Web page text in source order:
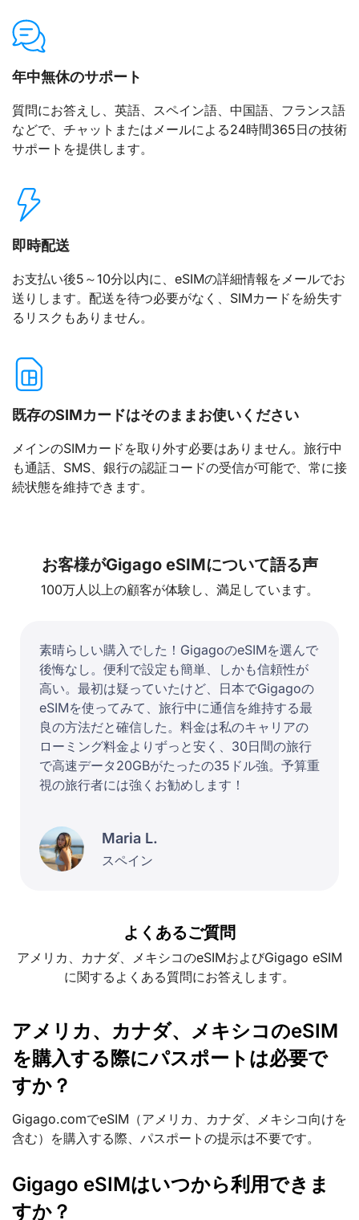
年中無休のサポート
質問にお答えし、英語、スペイン語、中国語、フランス語
などで、チャットまたはメールによる24時間365日の技術
サポートを提供します。
即時配送
お支払い後5～10分以内に、eSIMの詳細情報をメールでお
送りします。配送を待つ必要がなく、SIMカードを紛失す
るリスクもありません。
既存のSIMカードはそのままお使いください
メインのSIMカードを取り外す必要はありません。旅行中
も通話、SMS、銀行の認証コードの受信が可能で、常に接
続状態を維持できます。
お客様がGigago eSIMについて語る声
100万人以上の顧客が体験し、満足しています。
素晴らしい購入でした！GigagoのeSIMを選んで
後悔なし。便利で設定も簡単、しかも信頼性が
高い。最初は疑っていたけど、日本でGigagoの
eSIMを使ってみて、旅行中に通信を維持する最
良の方法だと確信した。料金は私のキャリアの
ローミング料金よりずっと安く、30日間の旅行
で高速データ20GBがたったの35ドル強。予算重
視の旅行者には強くお勧めします！
Maria L.
スペイン
よくあるご質問
アメリカ、カナダ、メキシコのeSIMおよびGigago eSIM
に関するよくある質問にお答えします。
アメリカ、カナダ、メキシコのeSIM
を購入する際にパスポートは必要で
すか？
Gigago.comでeSIM（アメリカ、カナダ、メキシコ向けを
含む）を購入する際、パスポートの提示は不要です。
Gigago eSIMはいつから利用できま
すか？